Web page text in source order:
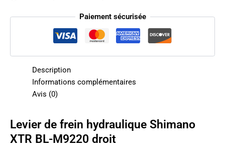
Paiement sécurisée
Description
Informations complémentaires
Avis (0)
Levier de frein hydraulique Shimano
XTR BL-M9220 droit